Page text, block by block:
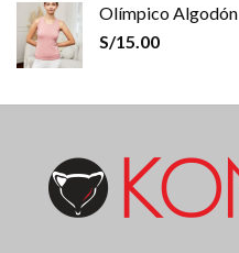
Olímpico Algodón
S/15.00